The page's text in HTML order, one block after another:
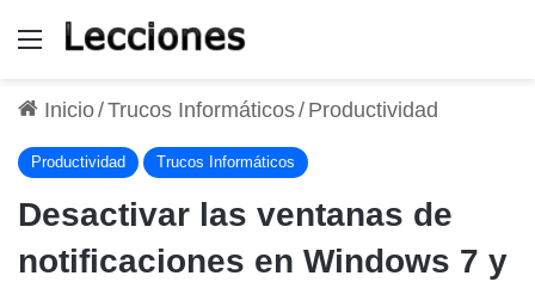
Menú
Inicio/Trucos Informáticos/ Productividad
Productividad Trucos Informáticos
Desactivar las ventanas de
notificaciones en Windows 7 y